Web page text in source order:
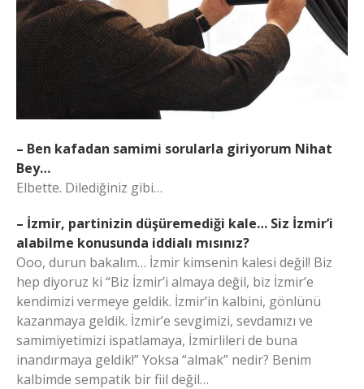
– Ben kafadan samimi sorularla giriyorum Nihat
Bey…
Elbette. Dilediğiniz gibi…
– İzmir, partinizin düşüremediği kale… Siz İzmir’i
alabilme konusunda iddialı mısınız?
Ooo, durun bakalım… İzmir kimsenin kalesi değil! Biz
hep diyoruz ki “Biz İzmir’i almaya değil, biz İzmir’e
kendimizi vermeye geldik. İzmir’in kalbini, gönlünü
kazanmaya geldik. İzmir’e sevgimizi, sevdamızı ve
samimiyetimizi ispatlamaya, İzmirlileri de buna
inandırmaya geldik!” Yoksa “almak” nedir? Benim
kalbimde sempatik bir fiil değil…